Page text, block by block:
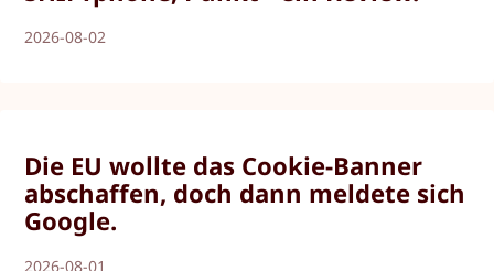
2026-08-02
Die EU wollte das Cookie-Banner
abschaffen, doch dann meldete sich
Google.
2026-08-01